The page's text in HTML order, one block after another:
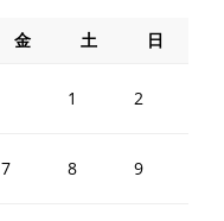
金 土 日
1 2
7 8 9